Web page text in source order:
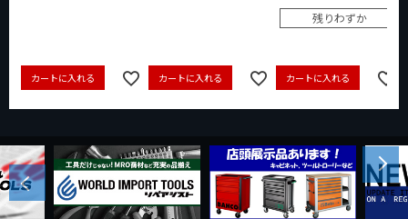
カートに入れる カートに入れる
残りわずか
カートに入れる
Previous
Next